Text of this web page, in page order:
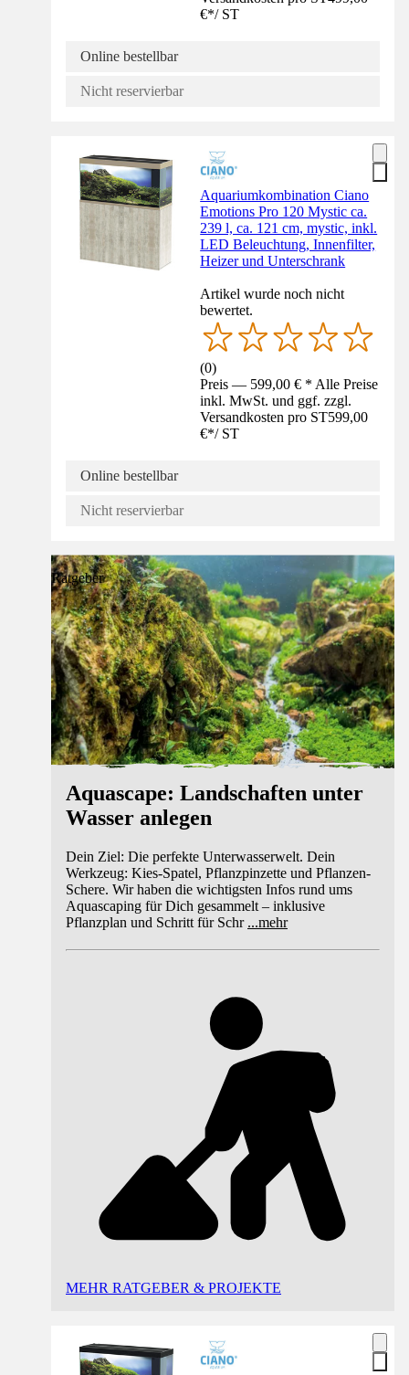
€*/ ST
Online bestellbar
Nicht reservierbar
Aquariumkombination Ciano
Emotions Pro 120 Mystic ca.
239 l, ca. 121 cm, mystic, inkl.
LED Beleuchtung, Innenfilter,
Heizer und Unterschrank
Artikel wurde noch nicht
bewertet.
(0)
Preis — 599,00 € * Alle Preise
inkl. MwSt. und ggf. zzgl.
Versandkosten pro ST599,00
€*/ ST
Online bestellbar
Nicht reservierbar
Ratgeber
Aquascape: Landschaften unter
Wasser anlegen
Dein Ziel: Die perfekte Unterwasserwelt. Dein
Werkzeug: Kies-Spatel, Pflanzpinzette und Pflanzen-
Schere. Wir haben die wichtigsten Infos rund ums
Aquascaping für Dich gesammelt – inklusive
Pflanzplan und Schritt für Schr ...mehr
MEHR RATGEBER & PROJEKTE